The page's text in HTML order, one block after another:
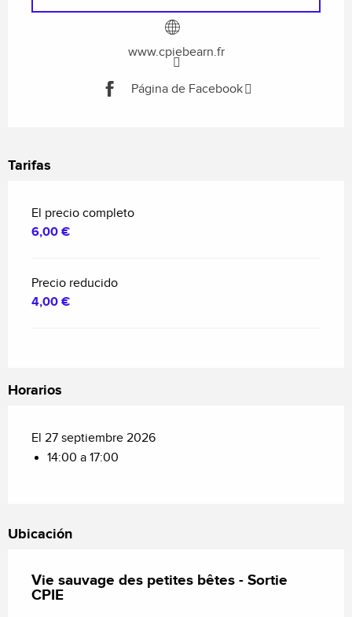
www.cpiebearn.fr
Página de Facebook
Tarifas
El precio completo
6,00 €
Precio reducido
4,00 €
Horarios
El 27 septiembre 2026
14:00 a 17:00
Ubicación
Vie sauvage des petites bêtes - Sortie
CPIE